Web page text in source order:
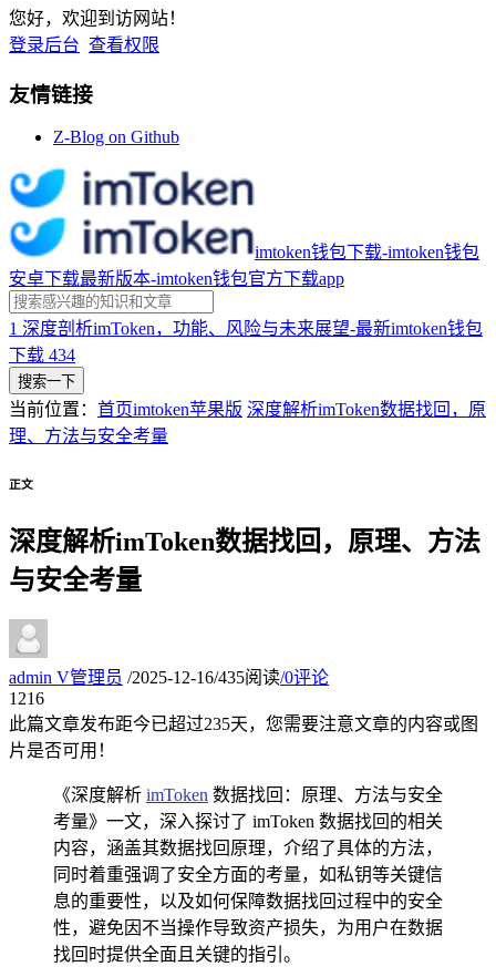
您好，欢迎到访网站！
登录后台 查看权限
友情链接
Z-Blog on Github
imtoken钱包下载-imtoken钱包
安卓下载最新版本-imtoken钱包官方下载app
1 深度剖析imToken，功能、风险与未来展望-最新imtoken钱包
下载 434
搜索一下
当前位置： 首页imtoken苹果版 深度解析imToken数据找回，原
理、方法与安全考量
正文
深度解析imToken数据找回，原理、方法
与安全考量
admin V管理员 /2025-12-16/435阅读/0评论
1216
此篇文章发布距今已超过235天，您需要注意文章的内容或图
片是否可用！
《深度解析 imToken 数据找回：原理、方法与安全
考量》一文，深入探讨了 imToken 数据找回的相关
内容，涵盖其数据找回原理，介绍了具体的方法，
同时着重强调了安全方面的考量，如私钥等关键信
息的重要性，以及如何保障数据找回过程中的安全
性，避免因不当操作导致资产损失，为用户在数据
找回时提供全面且关键的指引。